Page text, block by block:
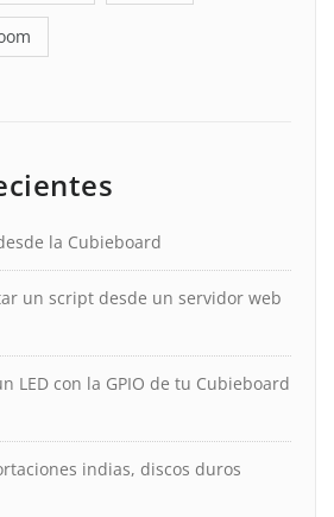
la Cubieboard
un script desde un servidor web
LED con la GPIO de tu Cubieboard
indias, discos duros